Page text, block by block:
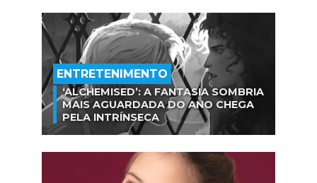
ENTRETENIMENTO
‘ALCHEMISED’: A FANTASIA SOMBRIA
MAIS AGUARDADA DO ANO CHEGA
PELA INTRÍNSECA